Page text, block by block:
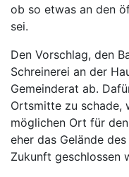
ob so etwas an den
sei.
Den Vorschlag, den
Schreinerei an der
Gemeinderat ab.
Ortsmitte zu schade,
möglichen Ort für
eher das Gelände
Zukunft geschlossen